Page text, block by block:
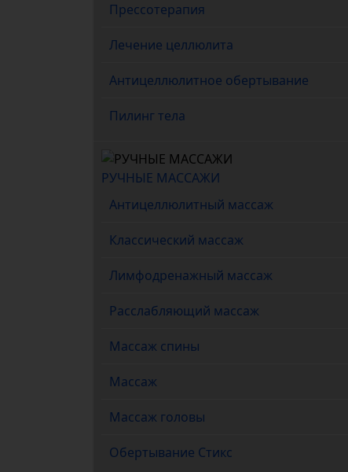
Прессотерапия
Лечение целлюлита
Антицеллюлитное обертывание
Пилинг тела
РУЧНЫЕ МАССАЖИ
Антицеллюлитный массаж
Классический массаж
Лимфодренажный массаж
Расслабляющий массаж
Массаж спины
Массаж
Массаж головы
Обертывание Стикс